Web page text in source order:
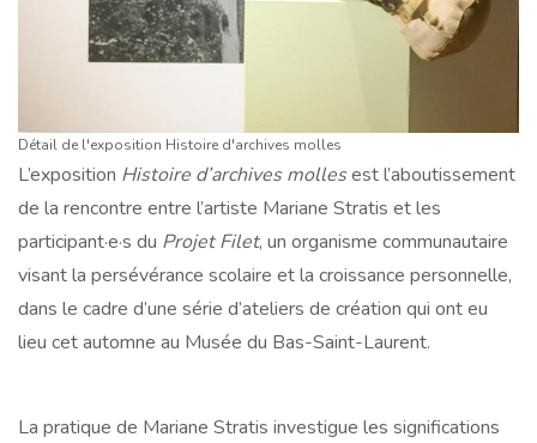
Détail de l'exposition Histoire d'archives molles
L’exposition Histoire d’archives mollesest l’aboutissement
de la rencontre entre l’artiste Mariane Stratis et les
participant·e·s du Projet Filet, un organisme communautaire
visant la persévérance scolaire et la croissance personnelle,
dans le cadre d’une série d’ateliers de création qui ont eu
lieu cet automne au Musée du Bas-Saint-Laurent.
La pratique de Mariane Stratis investigue les significations